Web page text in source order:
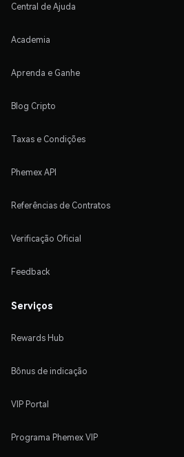
Central de Ajuda
Academia
Aprenda e Ganhe
Blog Cripto
Taxas e Condições
Phemex API
Referências de Contratos
Verificação Oficial
Feedback
Serviços
Rewards Hub
Bônus de indicação
VIP Portal
Programa Phemex VIP